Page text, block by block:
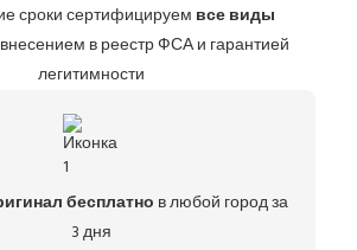
сроки сертифицируем все виды
в реестр ФСА и гарантией
легитимности
бесплатно в любой город за
3 дня